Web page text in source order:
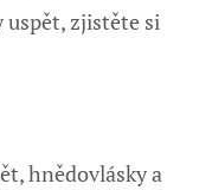
uspět, zjistěte si
hnědovlásky a